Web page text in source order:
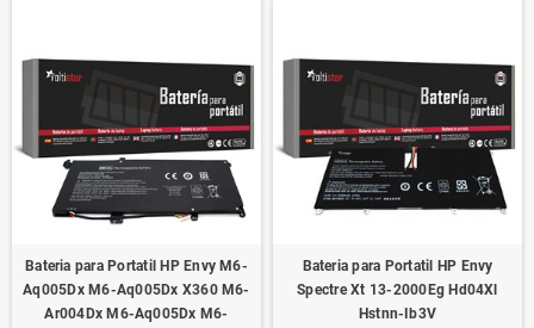
Bateria para Portatil HP Envy M6-
Aq005Dx M6-Aq005Dx X360 M6-
Ar004Dx M6-Aq005Dx M6-
Bateria para Portatil HP Envy
Spectre Xt 13-2000Eg Hd04Xl
Hstnn-Ib3V